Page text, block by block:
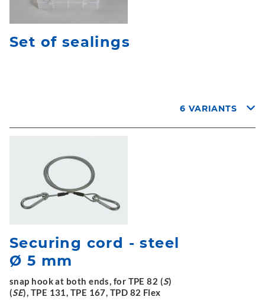
Set of sealings
6 VARIANTS
Securing cord - steel
Ø 5 mm
snap hook at both ends, for TPE 82 (S)
(SE), TPE 131, TPE 167, TPD 82 Flex